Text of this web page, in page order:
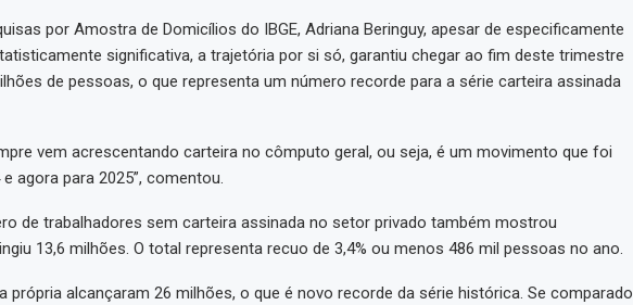
por Amostra de Domicílios do IBGE, Adriana Beringuy, apesar de especificamente
significativa, a trajetória por si só, garantiu chegar ao fim deste trimestre
de pessoas, o que representa um número recorde para a série carteira assinada
vem acrescentando carteira no cômputo geral, ou seja, é um movimento que foi
agora para 2025”, comentou.
de trabalhadores sem carteira assinada no setor privado também mostrou
13,6 milhões. O total representa recuo de 3,4% ou menos 486 mil pessoas no ano.
própria alcançaram 26 milhões, o que é novo recorde da série histórica. Se comparado